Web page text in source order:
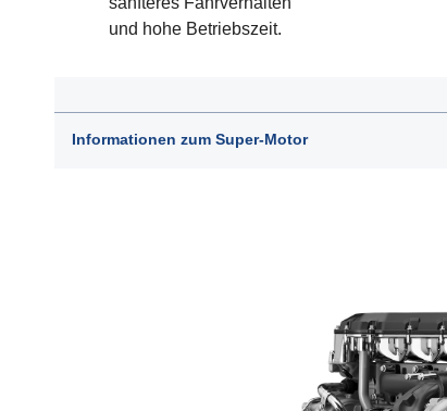
und hohe Betriebszeit.
Informationen zum Super-Motor